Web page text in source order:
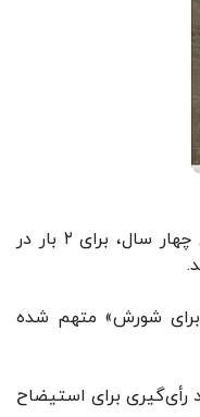
ایرنا: دونالد ترامپ تنها رئیس جمهوری تاریخ آمریکا خواهد بود که در طول چهار سال، برای ۲ بار در
شورش» متهم شده
چهارشنبه وارد رأی‌گیری برای استیضاح